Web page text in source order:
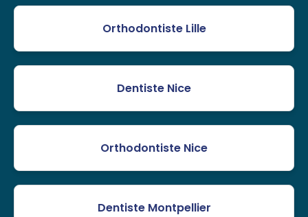
Orthodontiste Lille
Dentiste Nice
Orthodontiste Nice
Dentiste Montpellier